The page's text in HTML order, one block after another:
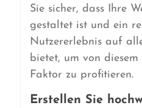
Sie sicher, dass Ihre
gestaltet ist und ein
Nutzererlebnis auf
bietet, um von
Faktor zu profitieren.
Erstellen Sie